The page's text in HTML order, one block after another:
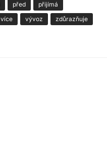
před
přijímá
více vývoz
zdůrazňuje